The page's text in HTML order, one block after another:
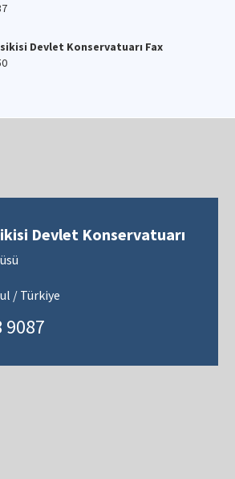
Devlet Konservatuarı Fax
Devlet Konservatuarı
/ Türkiye
9087